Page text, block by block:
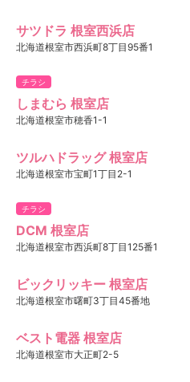
サツドラ 根室西浜店
北海道根室市西浜町8丁目95番1
チラシ
しまむら 根室店
北海道根室市穂香1-1
ツルハドラッグ 根室店
北海道根室市宝町1丁目2-1
チラシ
DCM 根室店
北海道根室市西浜町8丁目125番1
ビックリッキー 根室店
北海道根室市曙町3丁目45番地
ベスト電器 根室店
北海道根室市大正町2-5